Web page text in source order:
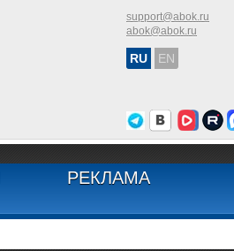
support@abok.ru
abok@abok.ru
RU EN
РЕКЛАМА